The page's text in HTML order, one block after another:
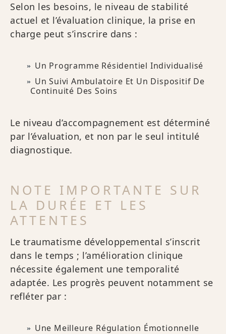
Selon les besoins, le niveau de stabilité
actuel et l’évaluation clinique, la prise en
charge peut s’inscrire dans :
Un Programme Résidentiel Individualisé
Un Suivi Ambulatoire Et Un Dispositif De
Continuité Des Soins
Le niveau d’accompagnement est déterminé
par l’évaluation, et non par le seul intitulé
diagnostique.
NOTE IMPORTANTE SUR
LA DURÉE ET LES
ATTENTES
Le traumatisme développemental s’inscrit
dans le temps ; l’amélioration clinique
nécessite également une temporalité
adaptée. Les progrès peuvent notamment se
refléter par :
Une Meilleure Régulation Émotionnelle